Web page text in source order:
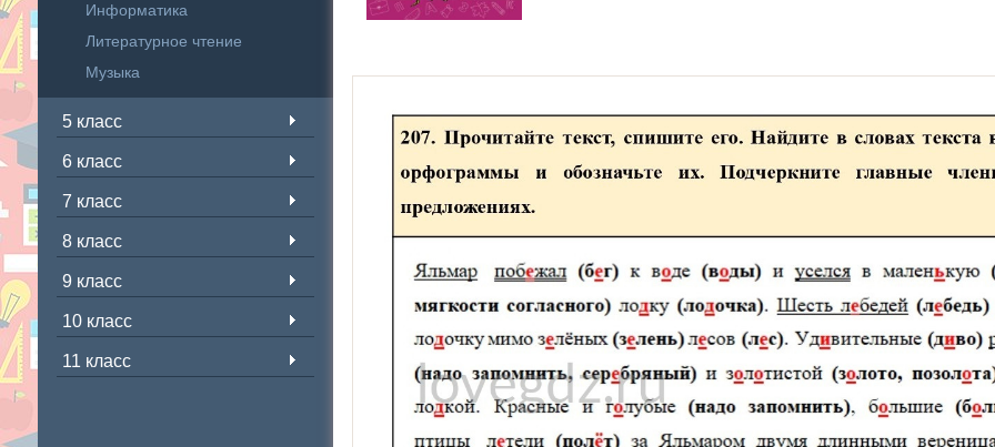
Информатика
Литературное чтение
Музыка
5 класс
6 класс
7 класс
8 класс
9 класс
10 класс
11 класс